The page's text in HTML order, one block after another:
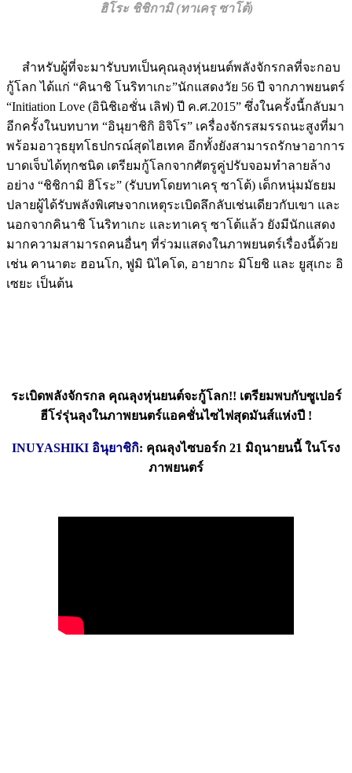
ฮิโระ ชิชิกามิ (ทาเครุ ซาโต้)
สำหรับผู้ที่จะมารับบทเป็นคุณลุงหุ่นยนต์พลังจักรกลที่จะกอบ
กู้โลก ได้แก่ “คินาชิ โนริทาเกะ”นักแสดงวัย 56 ปี จากภาพยนตร์
“Initiation Love (อินิชิเอชั่น เลิฟ) ปี ค.ศ.2015” ซึ่งในครั้งนี้กลับมา
อีกครั้งในบทบาท “อินุยาชิกิ อิจิโร” เครื่องจักรสมรรถนะสูงที่มา
พร้อมอาวุธยุทโธปกรณ์สุดไฮเทค อีกทั้งยังสามารถรักษาอาการ
บาดเจ็บได้ทุกชนิด เตรียมกู้โลกจากศัตรูคู่ปรับจอมทำลายล้าง
อย่าง “ชิชิกามิ ฮิโระ” (รับบทโดยทาเครุ ซาโต้) เด็กหนุ่มมัธยม
ปลายผู้ได้รับพลังพิเศษจากเหตุระเบิดลึกลับเช่นเดียวกับเขา และ
นอกจากคินาชิ โนริทาเกะ และทาเครุ ซาโต้แล้ว ยังมีนักแสดง
มากความสามารถคนอื่นๆ ที่ร่วมแสดงในภาพยนตร์เรื่องนี้ด้วย
เช่น คานาตะ ฮอนโก, ฟูมิ นิไคโด, อายากะ มิโยชิ และ ยูสุเกะ อิ
เซยะ เป็นต้น
ระเบิดพลังจักรกล คุณลุงหุ่นยนต์จะกู้โลก!! เตรียมพบกับซูเปอร์
ฮีโร่รุ่นลุงในภาพยนตร์แอคชั่นไซไฟสุดมันส์แห่งปี !
INUYASHIKI อินุยาชิกิ: คุณลุงไซบอร์ก 21 มิถุนายนนี้ ในโรง
ภาพยนตร์